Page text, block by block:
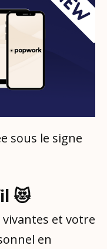
sous le signe
😻
vivantes et votre
en